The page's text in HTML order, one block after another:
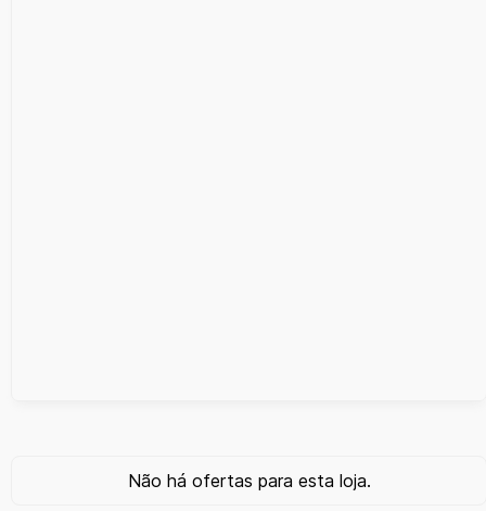
Não há ofertas para esta loja.